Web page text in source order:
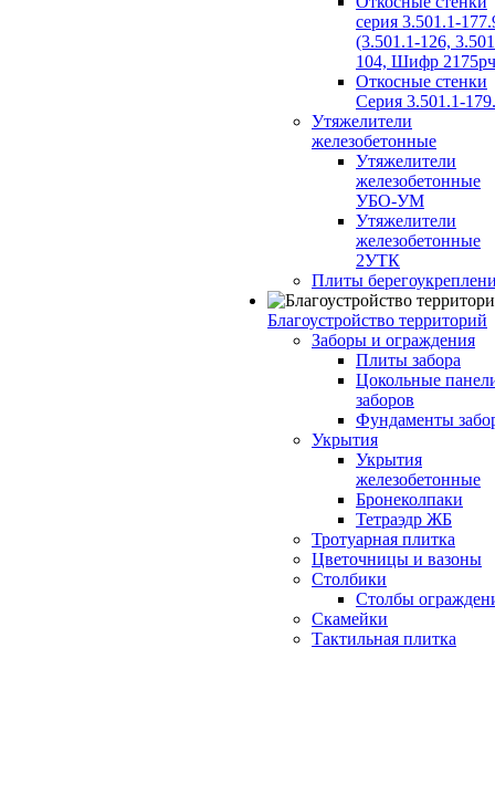
серия 3.501.1-
(3.501.1-126,
104, Шифр
Откосные стенки
Серия 3.501.1-
Утяжелители
железобетонные
Утяжелители
железобетонные
УБО-УМ
Утяжелители
железобетонные
2УТК
Плиты
Благоустройство территорий
Заборы и ограждения
Плиты забора
Цокольные
заборов
Фундаменты
Укрытия
Укрытия
железобетонные
Бронеколпаки
Тетраэдр ЖБ
Тротуарная плитка
Цветочницы и вазоны
Столбики
Столбы
Скамейки
Тактильная плитка